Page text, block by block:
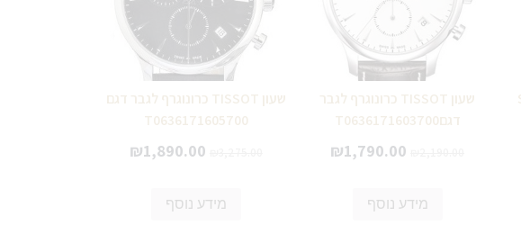
שעון TISSOT כרונוגרף לגבר
דגםT0636171603700
₪1,790.00
מידע נוסף
שעון TISSOT כרונוגרף לגבר דגם
T0636171605700
₪1,890.00
מידע נוסף